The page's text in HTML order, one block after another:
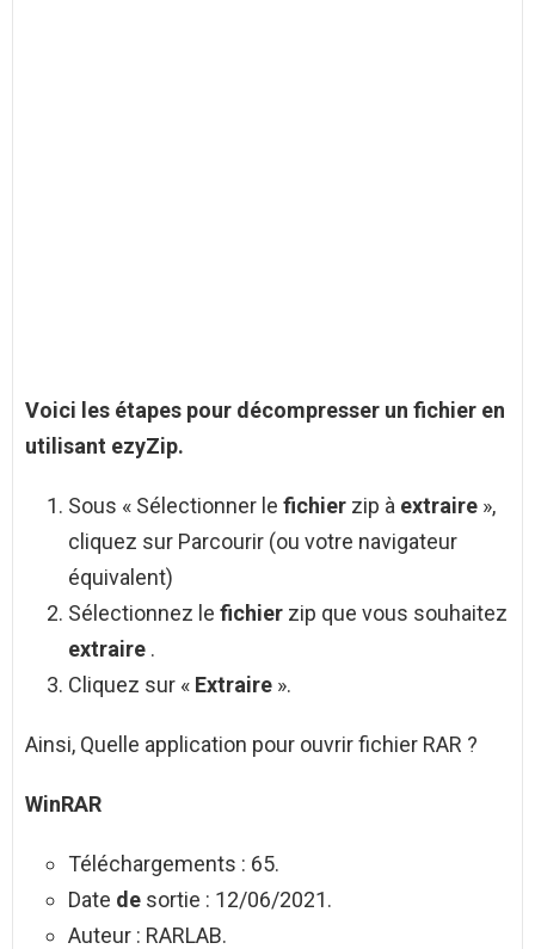
Voici les étapes pour décompresser un fichier en
utilisant ezyZip.
Sous « Sélectionner le fichier zip à extraire »,
cliquez sur Parcourir (ou votre navigateur
équivalent)
Sélectionnez le fichier zip que vous souhaitez
extraire .
Cliquez sur « Extraire ».
Ainsi, Quelle application pour ouvrir fichier RAR ?
WinRAR
Téléchargements : 65.
Date de sortie : 12/06/2021.
Auteur : RARLAB.